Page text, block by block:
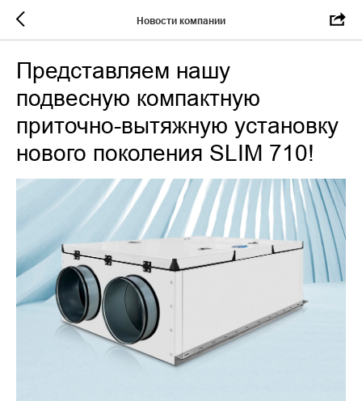
Новости компании
Представляем нашу
подвесную компактную
приточно-вытяжную установку
нового поколения SLIM 710!